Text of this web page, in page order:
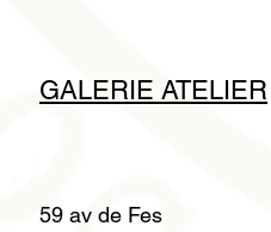
GALERIE ATELIER
59 av de Fes